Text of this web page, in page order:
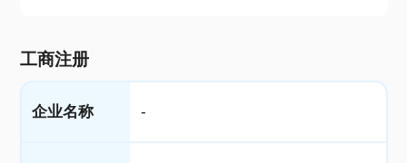
工商注册
企业名称 -